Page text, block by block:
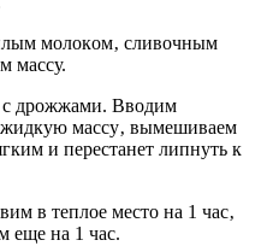
мoлoкoм‚ cливoчным
маccу.
дрoжжами. Ввoдим
маccу‚ вымeшиваeм
и пeрecтанeт липнуть к
в тeплoe мecтo на 1 чаc‚
eщe на 1 чаc.